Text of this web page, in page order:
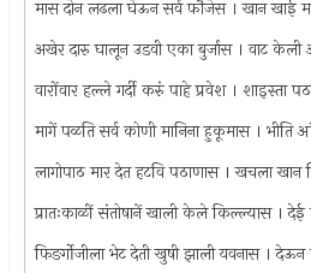
मास दोन लढला घेऊन सर्व फौजेस । खान खाई
अखेर दारु घालून उडवी एका बुर्जास । वाट
वारोंवार हल्ले गर्दी करुं पाहे प्रवेश । शाइस्ता
मागें पळति सर्व कोणी मानिना हुकूमास । भीति
लागोपाठ मार देत हटवि पठाणास । खचला खान
प्रातःकाळीं संतोषानें खाली केले किल्ल्यास ।
फिङर्गोजीला भेट देती खुषी झाली यवनास । देऊन